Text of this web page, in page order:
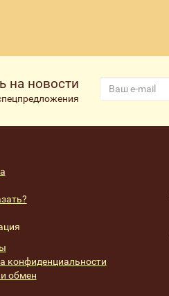
на новости
конфиденциальности
и обмен